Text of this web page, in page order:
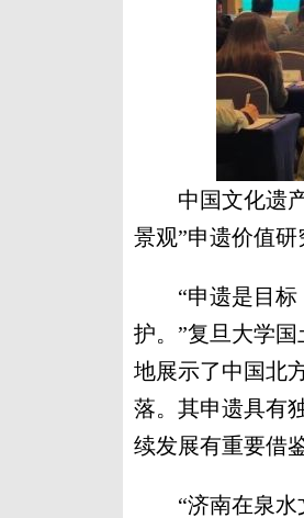
中国文化遗
景观”申遗价值
“申遗是目标，
护。”复旦大学
地展示了中国北
落。其申遗具有
续发展有重要借
“济南在泉水文